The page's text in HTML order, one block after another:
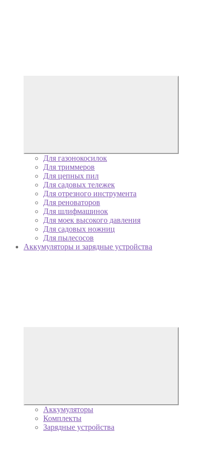
Для газонокосилок
Для триммеров
Для цепных пил
Для садовых тележек
Для отрезного инструмента
Для реноваторов
Для шлифмашинок
Для моек высокого давления
Для садовых ножниц
Для пылесосов
Аккумуляторы и зарядные устройства
Аккумуляторы
Комплекты
Зарядные устройства